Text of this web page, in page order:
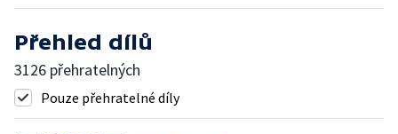
Přehled dílů
3126 přehratelných
Pouze přehratelné díly